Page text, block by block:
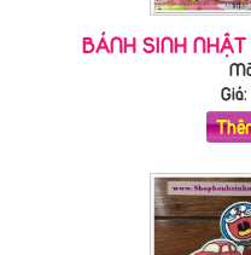
BÁNH SINH
Giá: